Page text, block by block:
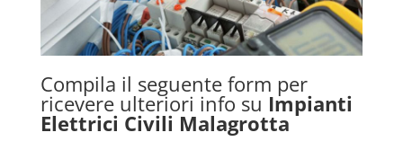
Compila il seguente form per
ricevere ulteriori info su Impianti
Elettrici Civili Malagrotta